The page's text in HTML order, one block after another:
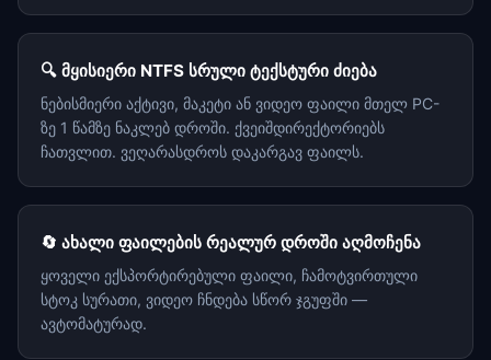
🔍 მყისიერი NTFS სრული ტექსტური ძიება
ნებისმიერი აქტივი, მაკეტი ან ვიდეო ფაილი მთელ PC-
ზე 1 წამზე ნაკლებ დროში. ქვეიშდირექტორიებს
ჩათვლით. ვეღარასდროს დაკარგავ ფაილს.
🔄 ახალი ფაილების რეალურ დროში აღმოჩენა
ყოველი ექსპორტირებული ფაილი, ჩამოტვირთული
სტოკ სურათი, ვიდეო ჩნდება სწორ ჯგუფში —
ავტომატურად.